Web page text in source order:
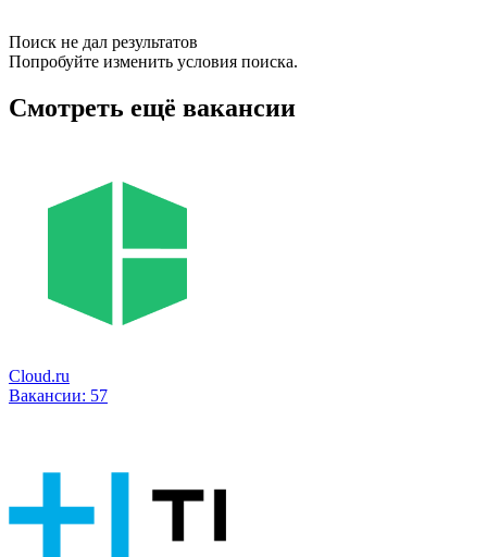
Поиск не дал результатов
Попробуйте изменить условия поиска.
Смотреть ещё вакансии
Cloud.ru
Вакансии: 57